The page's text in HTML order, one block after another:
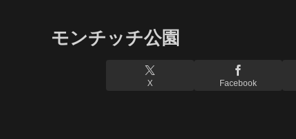
モンチッチ公園
X Facebook